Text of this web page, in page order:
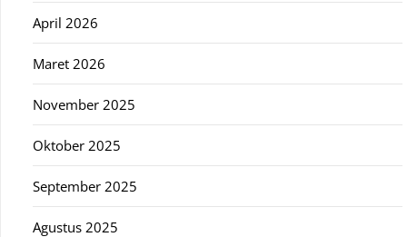
April 2026
Maret 2026
November 2025
Oktober 2025
September 2025
Agustus 2025